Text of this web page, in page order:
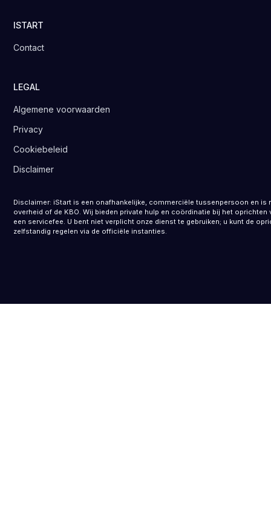
ISTART
Contact
LEGAL
Algemene voorwaarden
Privacy
Cookiebeleid
Disclaimer
Disclaimer: iStart is een onafhankelijke, commerciële tussenpersoon en is
overheid of de KBO. Wij bieden private hulp en coördinatie bij het
een servicefee. U bent niet verplicht onze dienst te gebruiken; u kunt de
zelfstandig regelen via de officiële instanties.